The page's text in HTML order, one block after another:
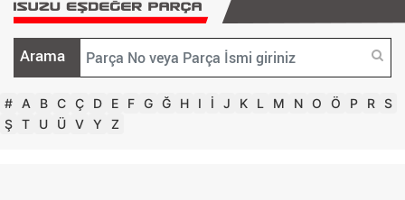
Arama
# A B C Ç D E F G Ğ H I İ J K L M N O Ö P R S
Ş T U Ü V Y Z